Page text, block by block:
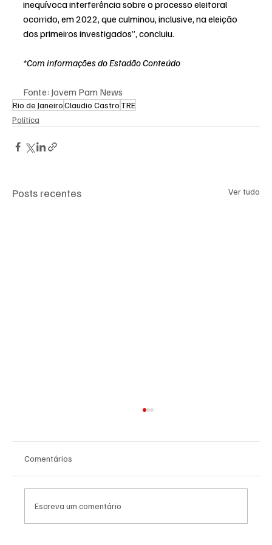
inequívoca interferência sobre o processo eleitoral
ocorrido, em 2022, que culminou, inclusive, na eleição
dos primeiros investigados”, concluiu.
*Com informações do Estadão Conteúdo
Fonte: Jovem Pam News
Rio de JaneiroClaudio Castro TRE
Política
Posts recentes Ver tudo
Comentários
Escreva um comentário